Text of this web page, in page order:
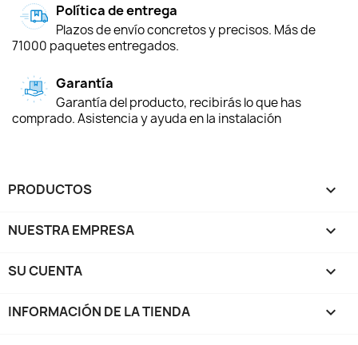
Política de entrega
Plazos de envío concretos y precisos. Más de
71000 paquetes entregados.
Garantía
Garantía del producto, recibirás lo que has
comprado. Asistencia y ayuda en la instalación
PRODUCTOS 
NUESTRA EMPRESA 
SU CUENTA 
INFORMACIÓN DE LA TIENDA keyboard_arrow_down